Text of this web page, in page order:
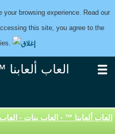
browsing experience. Read our
this site, you agree to the
العاب
العاب ألعابنا ™ - العاب بنات -